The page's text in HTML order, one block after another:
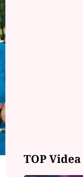
TOP Videa